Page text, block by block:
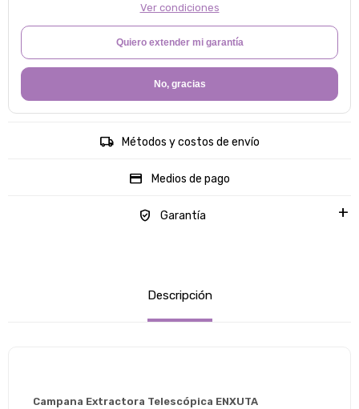
Ver condiciones
Quiero extender mi garantía
No, gracias
Métodos y costos de envío
Medios de pago
Garantía
Descripción
Campana Extractora Telescópica ENXUTA